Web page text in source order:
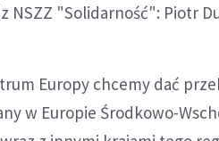
NSZZ "Solidarność": Piotr
Europy chcemy dać
w Europie Środkowo-